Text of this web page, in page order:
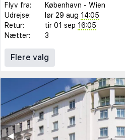
Flyv fra: København - Wien
Udrejse:
lør 29 aug 14:05
Retur:
tir 01 sep 16:05
Nætter:
3
Flere valg
◀︎